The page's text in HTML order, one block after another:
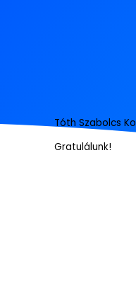
Tóth Szabolcs
Gratulálunk!